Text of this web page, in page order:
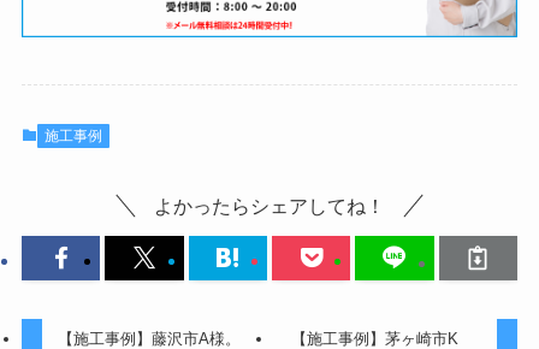
施工事例
よかったらシェアしてね！
【施工事例】藤沢市A様。
【施工事例】茅ヶ崎市K